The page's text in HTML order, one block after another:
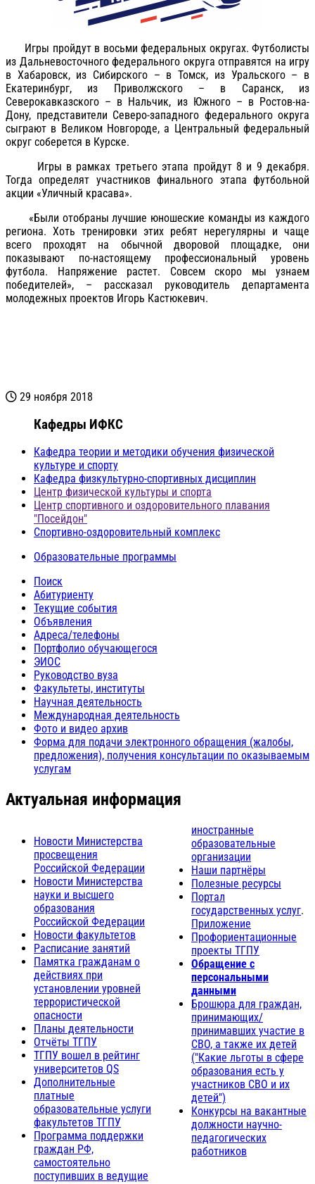
Игры пройдут в восьми федеральных округах. Футболисты
из Дальневосточного федерального округа отправятся на игру
в Хабаровск, из Сибирского – в Томск, из Уральского – в
Екатеринбург, из Приволжского – в Саранск, из
Северокавказского – в Нальчик, из Южного – в Ростов-на-
Дону, представители Северо-западного федерального округа
сыграют в Великом Новгороде, а Центральный федеральный
округ соберется в Курске.
Игры в рамках третьего этапа пройдут 8 и 9 декабря.
Тогда определят участников финального этапа футбольной
акции «Уличный красава».
«Были отобраны лучшие юношеские команды из каждого
региона. Хоть тренировки этих ребят нерегулярны и чаще
всего проходят на обычной дворовой площадке, они
показывают по-настоящему профессиональный уровень
футбола. Напряжение растет. Совсем скоро мы узнаем
победителей», – рассказал руководитель департамента
молодежных проектов Игорь Кастюкевич.
29 ноября 2018
Кафедры ИФКС
Кафедра теории и методики обучения физической
культуре и спорту
Кафедра физкультурно-спортивных дисциплин
Центр физической культуры и спорта
Центр спортивного и оздоровительного плавания
"Посейдон"
Спортивно-оздоровительный комплекс
Образовательные программы
Поиск
Абитуриенту
Текущие события
Объявления
Адреса/телефоны
Портфолио обучающегося
ЭИОС
Руководство вуза
Факультеты, институты
Научная деятельность
Международная деятельность
Фото и видео архив
Форма для подачи электронного обращения (жалобы,
предложения), получения консультации по оказываемым
услугам
Актуальная информация
Новости Министерства
просвещения
Российской Федерации
Новости Министерства
науки и высшего
образования
Российской Федерации
Новости факультетов
Расписание занятий
Памятка гражданам о
действиях при
установлении уровней
террористической
опасности
Планы деятельности
Отчёты ТГПУ
ТГПУ вошел в рейтинг
университетов QS
Дополнительные
платные
образовательные услуги
факультетов ТГПУ
Программа поддержки
граждан РФ,
самостоятельно
поступивших в ведущие
иностранные
образовательные
организации
Наши партнёры
Полезные ресурсы
Портал
государственных услуг.
Приложение
Профориентационные
проекты ТГПУ
Обращение с
персональными
данными
Брошюра для граждан,
принимающих/
принимавших участие в
СВО, а также их детей
("Какие льготы в сфере
образования есть у
участников СВО и их
детей")
Конкурсы на вакантные
должности научно-
педагогических
работников